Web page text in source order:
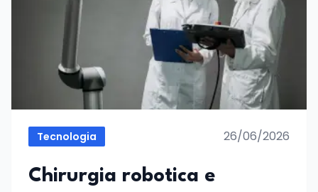
Tecnologia 26/06/2026
Chirurgia robotica e